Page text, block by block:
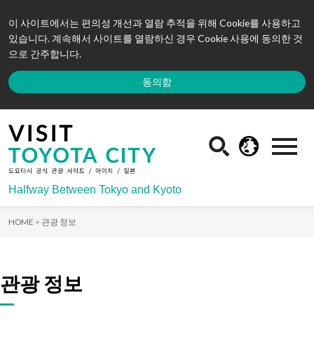
이 사이트에서는 편의성 개선과 열람 추적을 위해 Cookie를 사용하고
있습니다. 계속해서 사이트를 열람하신 경우 Cookie 사용에 동의한 것
으로 간주합니다.
동의함
Halfway Between Tokyo and Kyoto
HOME > 관광 정보
관광 정보